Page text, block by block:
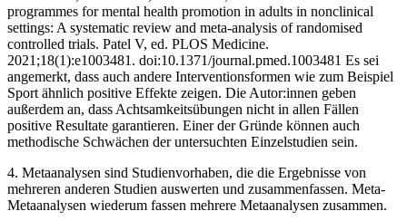
programmes for mental health promotion in adults in nonclinical
settings: A systematic review and meta-analysis of randomised
controlled trials. Patel V, ed. PLOS Medicine.
2021;18(1):e1003481. doi:10.1371/journal.pmed.1003481 Es sei
angemerkt, dass auch andere Interventionsformen wie zum Beispiel
Sport ähnlich positive Effekte zeigen. Die Autor:innen geben
außerdem an, dass Achtsamkeitsübungen nicht in allen Fällen
positive Resultate garantieren. Einer der Gründe können auch
methodische Schwächen der untersuchten Einzelstudien sein.
4. Metaanalysen sind Studienvorhaben, die die Ergebnisse von
mehreren anderen Studien auswerten und zusammenfassen. Meta-
Metaanalysen wiederum fassen mehrere Metaanalysen zusammen.